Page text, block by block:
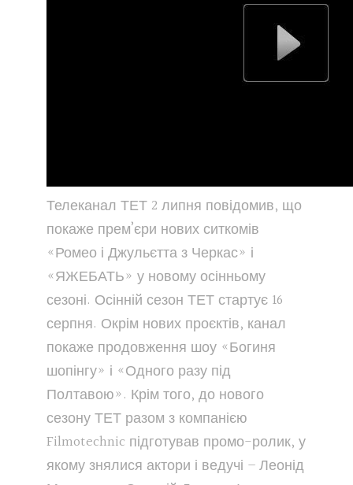
Телеканал ТЕТ 2 липня повідомив, що
покаже прем’єри нових ситкомів
«Ромео і Джульєтта з Черкас» і
«ЯЖЕБАТЬ» у новому осінньому
сезоні. Осінній сезон ТЕТ стартує 16
серпня. Окрім нових проєктів, канал
покаже продовження шоу «Богиня
шопінгу» і «Одного разу під
Полтавою». Крім того, до нового
сезону ТЕТ разом з компанією
Filmotechnic підготував промо-ролик, у
якому знялися актори і ведучі – Леонід